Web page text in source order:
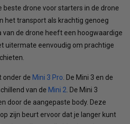
beste drone voor starters in de drone
het transport als krachtig genoeg
van de drone heeft een hoogwaardige
uitermate eenvoudig om prachtige
onder de Mini 3 Pro. De Mini 3 en de
van de Mini 2. De Mini 3
door de aangepaste body. Deze
zijn beurt ervoor dat je langer kunt